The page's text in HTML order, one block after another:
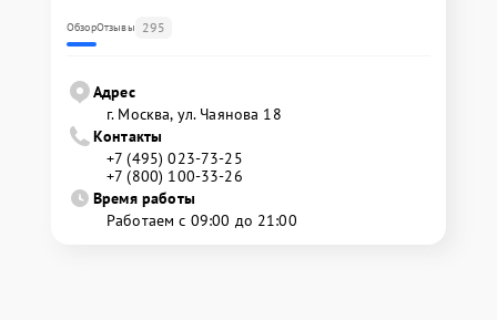
ОбзорОтзывы 295
Адрес
г. Москва, ул. Чаянова 18
Контакты
+7 (495) 023-73-25
+7 (800) 100-33-26
Время работы
Работаем с 09:00 до 21:00